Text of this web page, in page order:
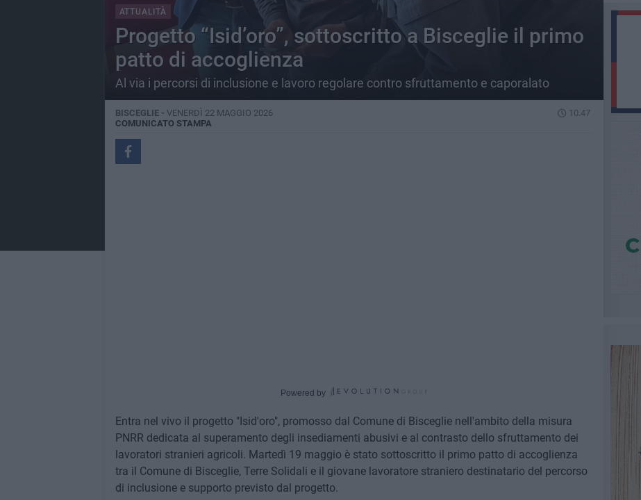
ATTUALITÀ
Progetto “Isid’oro”, sottoscritto a Bisceglie il primo
patto di accoglienza
Al via i percorsi di inclusione e lavoro regolare contro sfruttamento e caporalato
BISCEGLIE - VENERDÌ 22 MAGGIO 2026
10.47
COMUNICATO STAMPA
Powered by
Entra nel vivo il progetto "Isid'oro", promosso dal Comune di Bisceglie nell'ambito della misura
PNRR dedicata al superamento degli insediamenti abusivi e al contrasto dello sfruttamento dei
lavoratori stranieri agricoli. Martedì 19 maggio è stato sottoscritto il primo patto di accoglienza
tra il Comune di Bisceglie, Terre Solidali e il giovane lavoratore straniero destinatario del percorso
di inclusione e supporto previsto dal progetto.